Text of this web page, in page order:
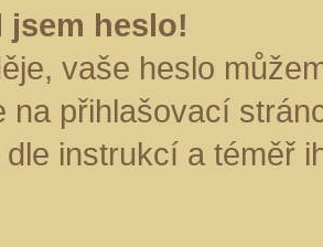
jsem heslo!
vaše heslo
na přihlašovací
instrukcí a téměř